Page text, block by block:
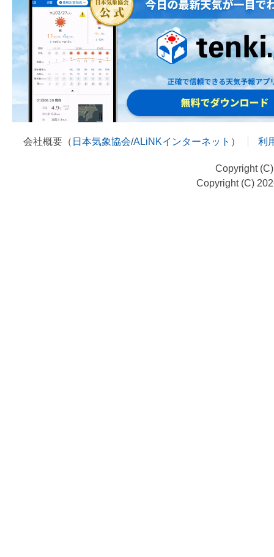
会社概要（ 日本気象協会/ALiNKインターネット ） 利
Copyright
Copyright (C)